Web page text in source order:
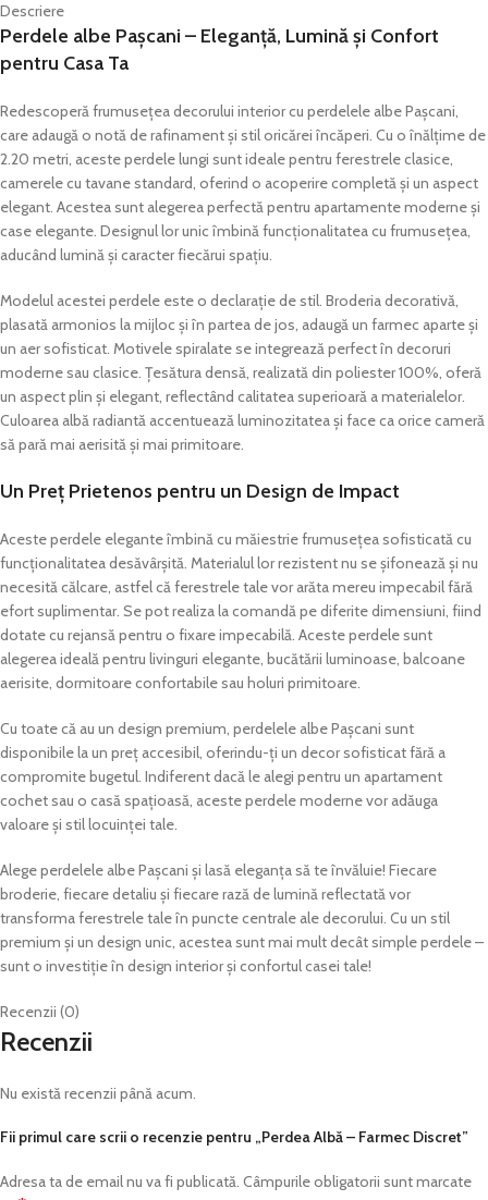
Descriere
Perdele albe Pașcani – Eleganță, Lumină și Confort
pentru Casa Ta
Redescoperă frumusețea decorului interior cu perdelele albe Pașcani,
care adaugă o notă de rafinament și stil oricărei încăperi. Cu o înălțime de
2.20 metri, aceste perdele lungi sunt ideale pentru ferestrele clasice,
camerele cu tavane standard, oferind o acoperire completă și un aspect
elegant. Acestea sunt alegerea perfectă pentru apartamente moderne și
case elegante. Designul lor unic îmbină funcționalitatea cu frumusețea,
aducând lumină și caracter fiecărui spațiu.
Modelul acestei perdele este o declarație de stil. Broderia decorativă,
plasată armonios la mijloc și în partea de jos, adaugă un farmec aparte și
un aer sofisticat. Motivele spiralate se integrează perfect în decoruri
moderne sau clasice. Țesătura densă, realizată din poliester 100%, oferă
un aspect plin și elegant, reflectând calitatea superioară a materialelor.
Culoarea albă radiantă accentuează luminozitatea și face ca orice cameră
să pară mai aerisită și mai primitoare.
Un Preț Prietenos pentru un Design de Impact
Aceste perdele elegante îmbină cu măiestrie frumusețea sofisticată cu
funcționalitatea desăvârșită. Materialul lor rezistent nu se șifonează și nu
necesită călcare, astfel că ferestrele tale vor arăta mereu impecabil fără
efort suplimentar. Se pot realiza la comandă pe diferite dimensiuni, fiind
dotate cu rejansă pentru o fixare impecabilă. Aceste perdele sunt
alegerea ideală pentru livinguri elegante, bucătării luminoase, balcoane
aerisite, dormitoare confortabile sau holuri primitoare.
Cu toate că au un design premium, perdelele albe Pașcani sunt
disponibile la un preț accesibil, oferindu-ți un decor sofisticat fără a
compromite bugetul. Indiferent dacă le alegi pentru un apartament
cochet sau o casă spațioasă, aceste perdele moderne vor adăuga
valoare și stil locuinței tale.
Alege perdelele albe Pașcani și lasă eleganța să te învăluie! Fiecare
broderie, fiecare detaliu și fiecare rază de lumină reflectată vor
transforma ferestrele tale în puncte centrale ale decorului. Cu un stil
premium și un design unic, acestea sunt mai mult decât simple perdele –
sunt o investiție în design interior și confortul casei tale!
Recenzii (0)
Recenzii
Nu există recenzii până acum.
Fii primul care scrii o recenzie pentru „Perdea Albă – Farmec Discret”
Adresa ta de email nu va fi publicată. Câmpurile obligatorii sunt marcate